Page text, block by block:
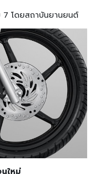
7 โดยสถาบันยานยนต์
ใหม่